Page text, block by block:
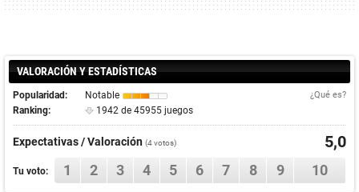
VALORACIÓN Y ESTADÍSTICAS
Popularidad: Notable ¿Qué es?
Ranking: 1942 de 45955 juegos
Expectativas / Valoración (4votos) 5,0
Tu voto: 1 2 3 4 5 6 7 8 9 10